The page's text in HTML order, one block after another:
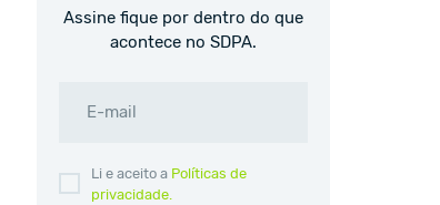
Assine fique por dentro do que
acontece no SDPA.
E-mail
Li e aceito a Políticas de
privacidade.